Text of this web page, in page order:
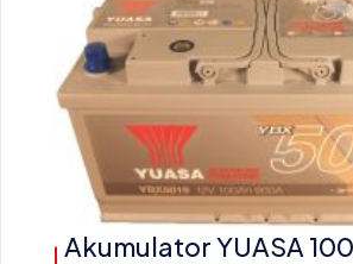
Akumulator YUASA